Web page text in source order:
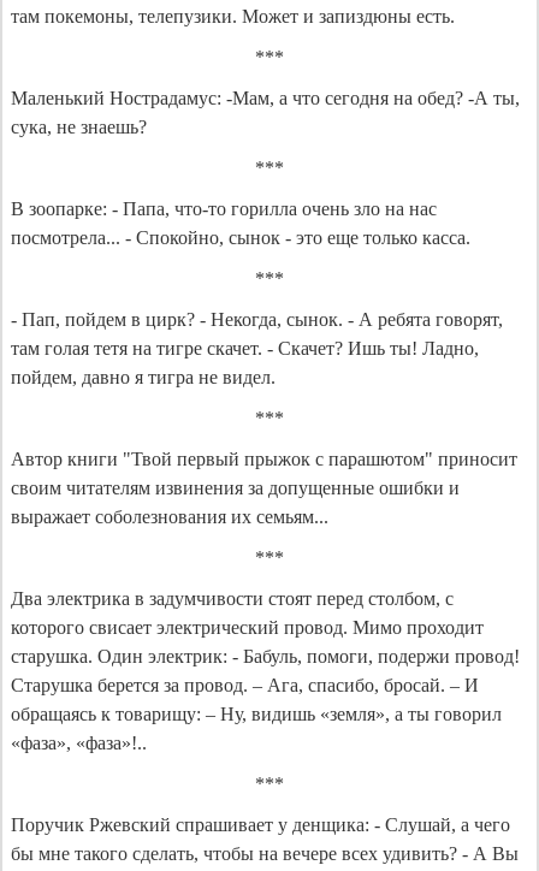
там покемоны, телепузики. Может и запиздюны есть.
***
Маленький Нострадамус: -Мам, а что сегодня на обед? -А ты,
сука, не знаешь?
***
В зоопарке: - Папа, что-то горилла очень зло на нас
посмотрела... - Спокойно, сынок - это еще только касса.
***
- Пап, пойдем в цирк? - Некогда, сынок. - А ребята говорят,
там голая тетя на тигре скачет. - Скачет? Ишь ты! Ладно,
пойдем, давно я тигра не видел.
***
Автор книги "Твой первый прыжок с парашютом" приносит
своим читателям извинения за допущенные ошибки и
выражает соболезнования их семьям...
***
Два электрика в задумчивости стоят перед столбом, с
которого свисает электрический провод. Мимо проходит
старушка. Один электрик: - Бабуль, помоги, подержи провод!
Старушка берется за провод. – Ага, спасибо, бросай. – И
обращаясь к товарищу: – Ну, видишь «земля», а ты говорил
«фаза», «фаза»!..
***
Поручик Ржевский спрашивает у денщика: - Слушай, а чего
бы мне такого сделать, чтобы на вечере всех удивить? - А Вы